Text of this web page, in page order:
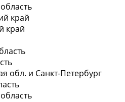
край
край
обл. и Санкт-Петербург